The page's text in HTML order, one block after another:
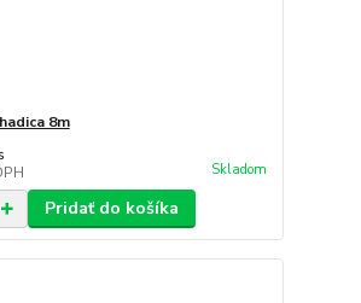
8m
Skladom
Pridať do košíka